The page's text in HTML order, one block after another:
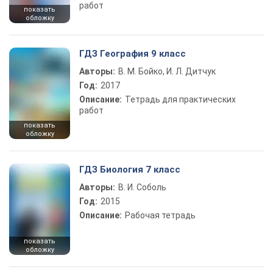
показать
обложку
работ
показать
обложку
ГДЗ География 9 класс
Авторы: В. М. Бойко, И. Л. Дитчук
Год: 2017
Описание: Тетрадь для практических
работ
показать
обложку
ГДЗ Биология 7 класс
Авторы: В. И. Соболь
Год: 2015
Описание: Рабочая тетрадь